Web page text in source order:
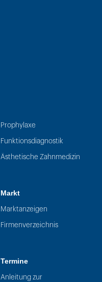
Prophylaxe
Funktionsdiagnostik
Ästhetische Zahnmedizin
Markt
Marktanzeigen
Firmenverzeichnis
Termine
Anleitung zur